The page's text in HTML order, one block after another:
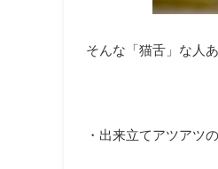
そんな「猫舌」な人あ
・出来立てアツアツ